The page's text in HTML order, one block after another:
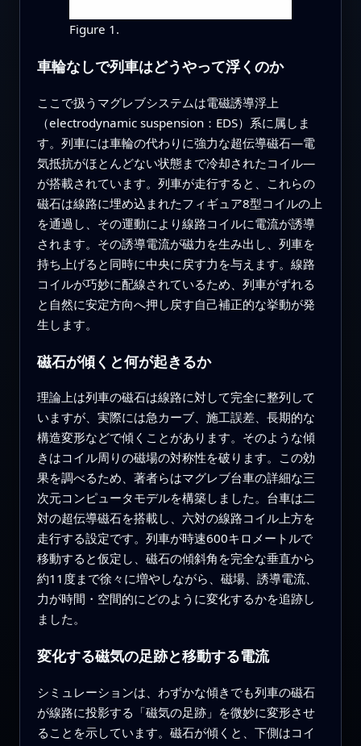
Figure 1.
車輪なしで列車はどうやって浮くのか
ここで扱うマグレブシステムは電磁誘導浮上
（electrodynamic suspension：EDS）系に属しま
す。列車には車輪の代わりに強力な超伝導磁石—電
気抵抗がほとんどない状態まで冷却されたコイル—
が搭載されています。列車が走行すると、これらの
磁石は線路に埋め込まれたフィギュア8型コイルの上
を通過し、その運動により線路コイルに電流が誘導
されます。その誘導電流が磁力を生み出し、列車を
持ち上げると同時に中央に戻す力を与えます。線路
コイルが巧妙に配線されているため、列車がずれる
と自然に安定方向へ押し戻す自己補正的な挙動が発
生します。
磁石が傾くと何が起きるか
理論上は列車の磁石は線路に対して完全に整列して
いますが、実際には急カーブ、施工誤差、長期的な
構造変形などで傾くことがあります。そのような傾
きはコイル周りの磁場の対称性を破ります。この効
果を調べるため、著者らはマグレブ台車の詳細な三
次元コンピュータモデルを構築しました。台車は二
対の超伝導磁石を搭載し、六対の線路コイル上方を
走行する設定です。列車が時速600キロメートルで
移動すると仮定し、磁石の傾斜角を完全な垂直から
約11度まで徐々に増やしながら、磁場、誘導電流、
力が時間・空間的にどのように変化するかを追跡し
ました。
変化する磁気の足跡と移動する電流
シミュレーションは、わずかな傾きでも列車の磁石
が線路に投影する「磁気の足跡」を微妙に変形させ
ることを示しています。磁石が傾くと、下側はコイ